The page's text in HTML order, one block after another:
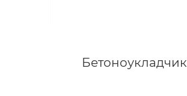
Бетоноукладчик